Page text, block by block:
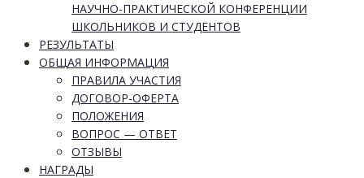
НАУЧНО-ПРАКТИЧЕСКОЙ КОНФЕРЕНЦИИ
ШКОЛЬНИКОВ И СТУДЕНТОВ
РЕЗУЛЬТАТЫ
ОБЩАЯ ИНФОРМАЦИЯ
ПРАВИЛА УЧАСТИЯ
ДОГОВОР-ОФЕРТА
ПОЛОЖЕНИЯ
ВОПРОС — ОТВЕТ
ОТЗЫВЫ
НАГРАДЫ